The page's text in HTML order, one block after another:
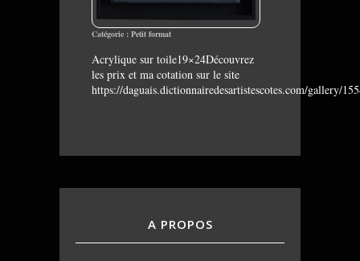
Catégorie : Petit format
Acrylique sur toile19×24Découvrez
les prix et ma cotation sur le site
https://daguais.dictionnairedesartistescotes.com/gallery/
A PROPOS